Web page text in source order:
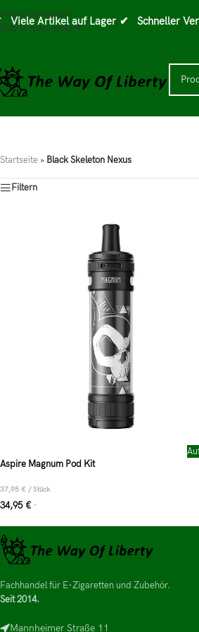
Skip to navigation
Skip to main content
Viele Artikel auf Lager ✔ Schneller
Startseite » Black Skeleton Nexus
Filtern
Aspire Magnum Pod Kit
37,95 € /Stück
34,95 € *
Fachhandel für E-Zigaretten und Zubehör.
Seit 2014.
Mannheimer Straße 11